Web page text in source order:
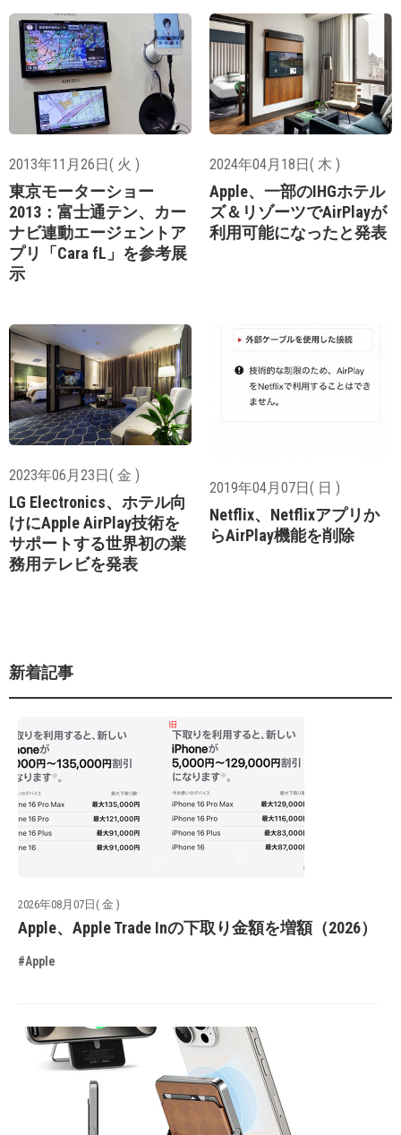
2013年11月26日( 火 )
東京モーターショー
2013：富士通テン、カー
ナビ連動エージェントア
プリ「Cara fL」を参考展
示
2024年04月18日( 木 )
Apple、一部のIHGホテル
ズ＆リゾーツでAirPlayが
利用可能になったと発表
2023年06月23日( 金 )
LG Electronics、ホテル向
けにApple AirPlay技術を
サポートする世界初の業
務用テレビを発表
2019年04月07日( 日 )
Netflix、Netflixアプリか
らAirPlay機能を削除
新着記事
2026年08月07日( 金 )
Apple、Apple Trade Inの下取り金額を増額（2026）
#Apple